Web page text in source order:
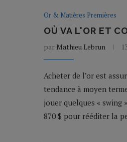
Or & Matières Premières
OÙ VA L'OR ET
par Mathieu Lebrun
Acheter de l’or est
tendance à moyen
jouer quelques « swing
870 $ pour rééditer la